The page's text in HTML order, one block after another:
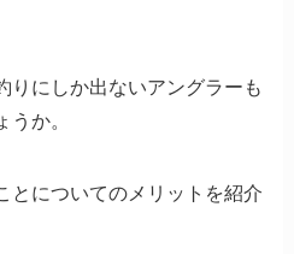
りにしか出ないアングラーも
うか。
とについてのメリットを紹介